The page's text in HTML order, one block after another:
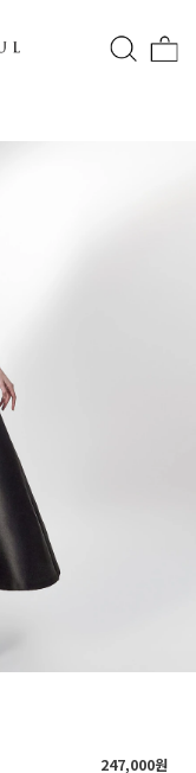
247,000원